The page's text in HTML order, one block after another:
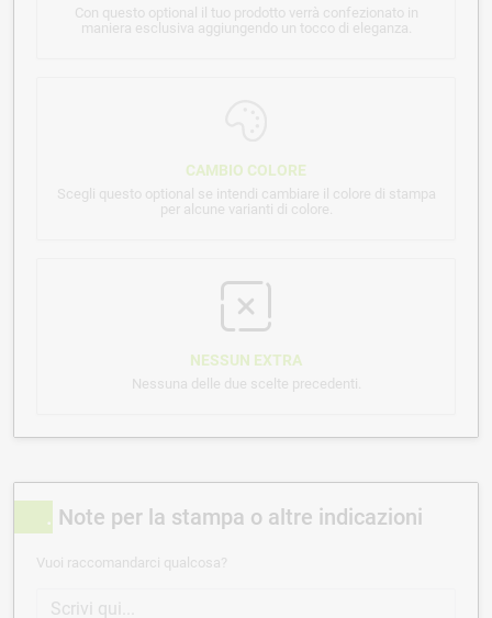
Con questo optional il tuo prodotto verrà confezionato in
maniera esclusiva aggiungendo un tocco di eleganza.
CAMBIO COLORE
Scegli questo optional se intendi cambiare il colore di stampa
per alcune varianti di colore.
NESSUN EXTRA
Nessuna delle due scelte precedenti.
Note per la stampa o altre indicazioni
Vuoi raccomandarci qualcosa?